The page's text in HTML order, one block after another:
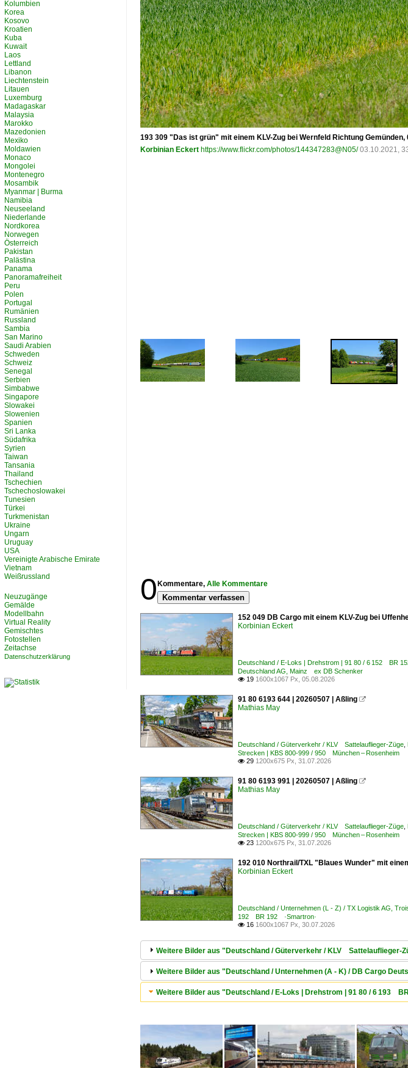
193 309 "Das ist grün" mit einem KLV-Zug bei Wernfeld Richtung Gemünden,
Korbinian Eckert https://www.flickr.com/photos/144347283@N05/ 03.10.2021,
0 Kommentare, Alle Kommentare
Kommentar verfassen
152 049 DB Cargo mit einem KLV-Zug bei
Korbinian Eckert
Deutschland / E-Loks | Drehstrom | 91 80 / 6 152 BR
Deutschland AG, Mainz ex DB Schenker
 19 1600x1067 Px, 05.08.2026
91 80 6193 644 | 20260507 | Aßling 
Mathias May
Deutschland / Güterverkehr / KLV Sattelauflieger-Züge
Strecken | KBS 800-999 / 950 München – Rosenheim
 29 1200x675 Px, 31.07.2026
91 80 6193 991 | 20260507 | Aßling 
Mathias May
Deutschland / Güterverkehr / KLV Sattelauflieger-Züge
Strecken | KBS 800-999 / 950 München – Rosenheim
 23 1200x675 Px, 31.07.2026
192 010 Northrail/TXL "Blaues Wunder" mit
Korbinian Eckert
Deutschland / Unternehmen (L - Z) / TX Logistik AG,
192 BR 192 ·Smartron·
 16 1600x1067 Px, 30.07.2026
Weitere Bilder aus "Deutschland / Güterverkehr / KLV Sattelauflieger-
Weitere Bilder aus "Deutschland / Unternehmen (A - K) / DB Cargo
Weitere Bilder aus "Deutschland / E-Loks | Drehstrom | 91 80 / 6 193
Kolumbien
Korea
Kosovo
Kroatien
Kuba
Kuwait
Laos
Lettland
Libanon
Liechtenstein
Litauen
Luxemburg
Madagaskar
Malaysia
Marokko
Mazedonien
Mexiko
Moldawien
Monaco
Mongolei
Montenegro
Mosambik
Myanmar | Burma
Namibia
Neuseeland
Niederlande
Nordkorea
Norwegen
Österreich
Pakistan
Palästina
Panama
Panoramafreiheit
Peru
Polen
Portugal
Rumänien
Russland
Sambia
San Marino
Saudi Arabien
Schweden
Schweiz
Senegal
Serbien
Simbabwe
Singapore
Slowakei
Slowenien
Spanien
Sri Lanka
Südafrika
Syrien
Taiwan
Tansania
Thailand
Tschechien
Tschechoslowakei
Tunesien
Türkei
Turkmenistan
Ukraine
Ungarn
Uruguay
USA
Vereinigte Arabische Emirate
Vietnam
Weißrussland
Neuzugänge
Gemälde
Modellbahn
Virtual Reality
Gemischtes
Fotostellen
Zeitachse
Datenschutzerklärung